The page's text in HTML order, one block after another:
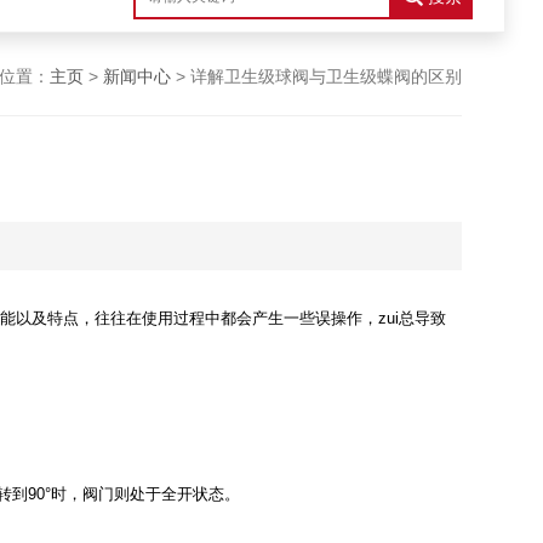
置： 主页> 新闻中心> 详解卫生级球阀与卫生级蝶阀的区别
以及特点，往往在使用过程中都会产生一些误操作，zui总导致
90°时，阀门则处于全开状态。